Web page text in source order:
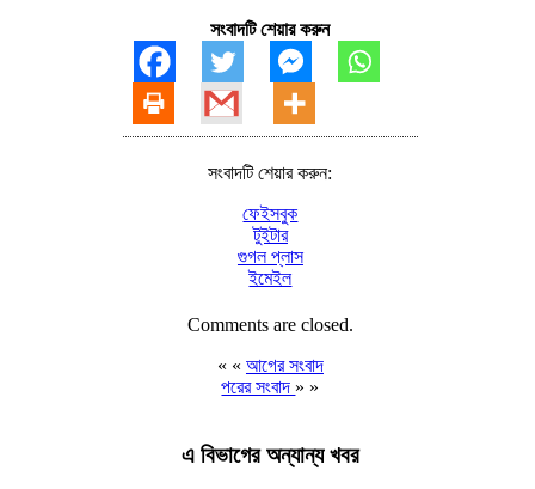
সংবাদটি শেয়ার করুন
সংবাদটি শেয়ার করুন:
ফেইসবুক
টুইটার
গুগল প্লাস
ইমেইল
Comments are closed.
« « আগের সংবাদ
পরের সংবাদ » »
এ বিভাগের অন্যান্য খবর